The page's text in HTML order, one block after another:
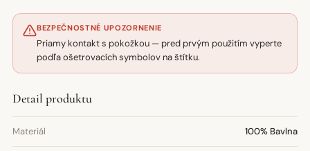
BEZPEČNOSTNÉ UPOZORNENIE
Priamy kontakt s pokožkou — pred prvým použitím vyperte
podľa ošetrovacích symbolov na štítku.
Detail produktu
Materiál 100% Bavlna